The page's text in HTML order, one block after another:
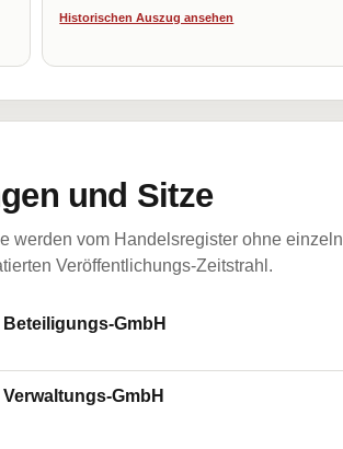
Historischen Auszug ansehen
und Sitze
werden vom Handelsregister ohne
Veröffentlichungs-Zeitstrahl.
GmbH
GmbH